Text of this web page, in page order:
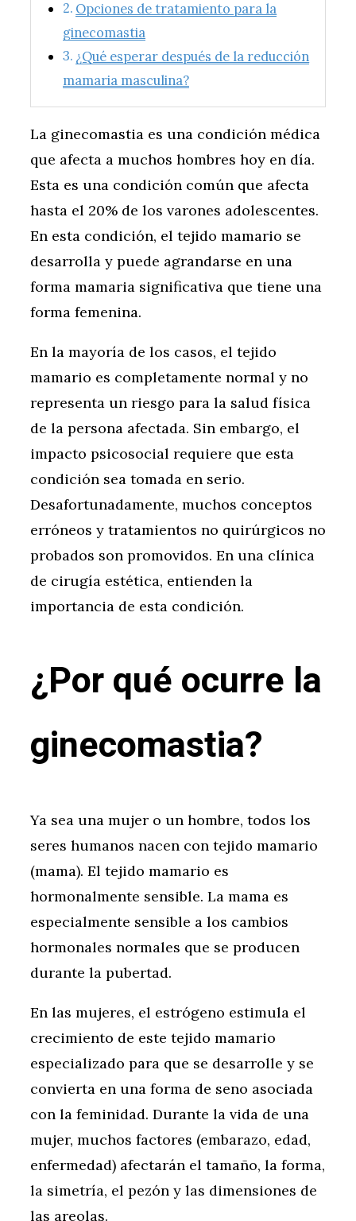
Opciones de tratamiento para la
ginecomastia
¿Qué esperar después de la reducción
mamaria masculina?
La ginecomastia es una condición médica
que afecta a muchos hombres hoy en día.
Esta es una condición común que afecta
hasta el 20% de los varones adolescentes.
En esta condición, el tejido mamario se
desarrolla y puede agrandarse en una
forma mamaria significativa que tiene una
forma femenina.
En la mayoría de los casos, el tejido
mamario es completamente normal y no
representa un riesgo para la salud física
de la persona afectada. Sin embargo, el
impacto psicosocial requiere que esta
condición sea tomada en serio.
Desafortunadamente, muchos conceptos
erróneos y tratamientos no quirúrgicos no
probados son promovidos. En una clínica
de cirugía estética, entienden la
importancia de esta condición.
¿Por qué ocurre la
ginecomastia?
Ya sea una mujer o un hombre, todos los
seres humanos nacen con tejido mamario
(mama). El tejido mamario es
hormonalmente sensible. La mama es
especialmente sensible a los cambios
hormonales normales que se producen
durante la pubertad.
En las mujeres, el estrógeno estimula el
crecimiento de este tejido mamario
especializado para que se desarrolle y se
convierta en una forma de seno asociada
con la feminidad. Durante la vida de una
mujer, muchos factores (embarazo, edad,
enfermedad) afectarán el tamaño, la forma,
la simetría, el pezón y las dimensiones de
las areolas.